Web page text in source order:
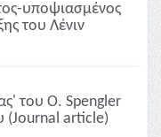
υποψιασμένος
του Λένιν
του O. Spengler
(Journal article)